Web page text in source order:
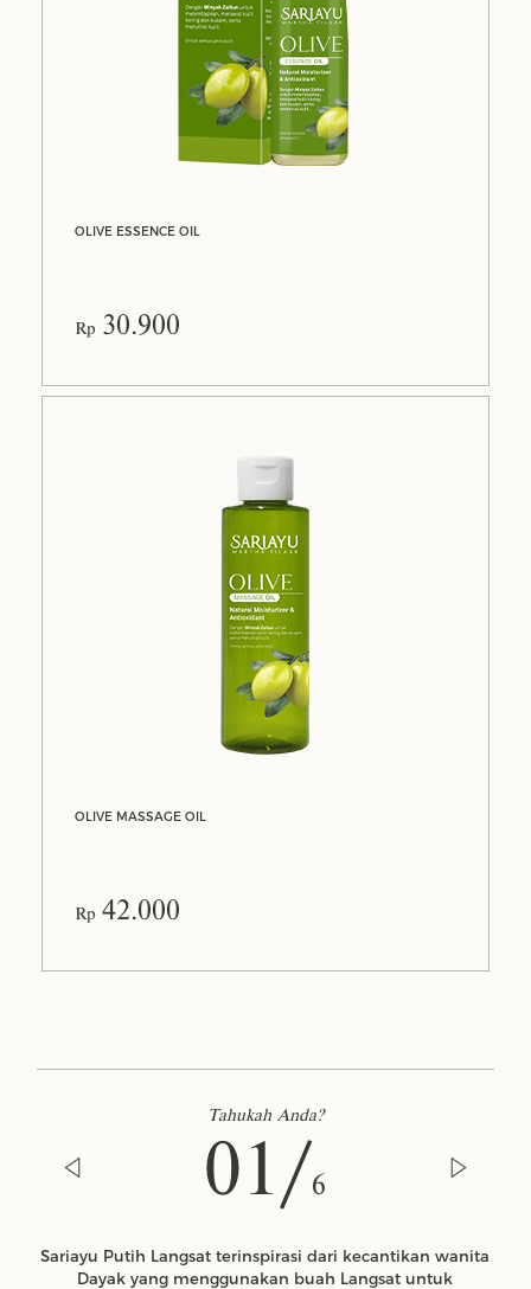
OLIVE ESSENCE OIL
Rp 30.900
OLIVE MASSAGE OIL
Rp 42.000
Tahukah Anda?
01/6
Sariayu Putih Langsat terinspirasi dari kecantikan wanita
Dayak yang menggunakan buah Langsat untuk